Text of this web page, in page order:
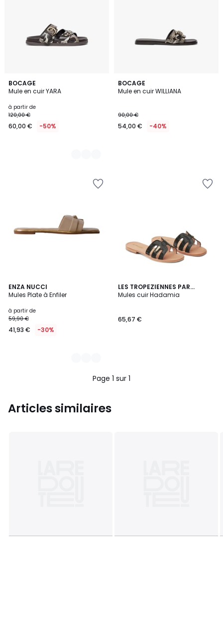
réduction
appliquée.
BOCAGE
Mule en cuir YARA
à partir de
120,00 €
60,00 € -50%
3
Couleurs
BOCAGE
Mule en cuir WILLIANA
90,00 €
54,00 € -40%
ENZA NUCCI
Mules Plate à Enfiler
à partir de
59,90 €
41,93 € -30%
2
Couleurs
LES TROPEZIENNES PAR
M.BELARBI
Mules cuir Hadamia
65,67 €
Page 1 sur 1
Articles similaires